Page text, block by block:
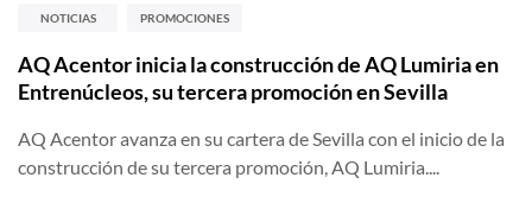
NOTICIAS PROMOCIONES
AQ Acentor inicia la construcción de AQ Lumiria en
Entrenúcleos, su tercera promoción en Sevilla
AQ Acentor avanza en su cartera de Sevilla con el inicio de la
construcción de su tercera promoción, AQ Lumiria....